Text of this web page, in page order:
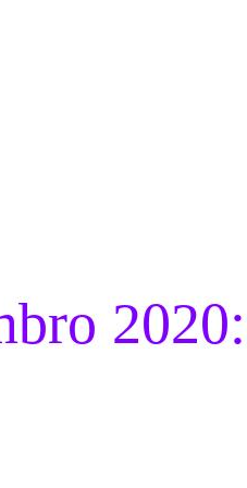
2020: